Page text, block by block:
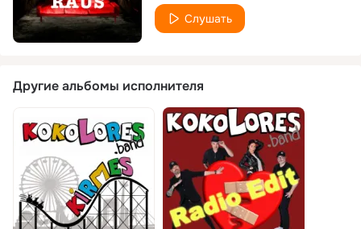
Слушать
Другие альбомы исполнителя